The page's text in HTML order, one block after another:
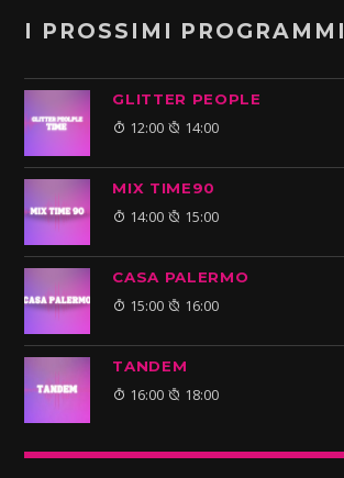
I PROSSIMI PROGRAMMI
GLITTER PEOPLE
12:00 14:00
MIX TIME90
14:00 15:00
CASA PALERMO
15:00 16:00
TANDEM
16:00 18:00